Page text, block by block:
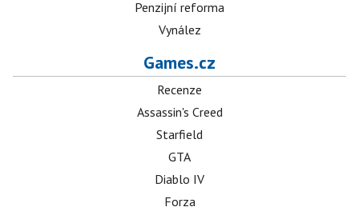
Penzijní reforma
Vynález
Games.cz
Recenze
Assassin's Creed
Starfield
GTA
Diablo IV
Forza